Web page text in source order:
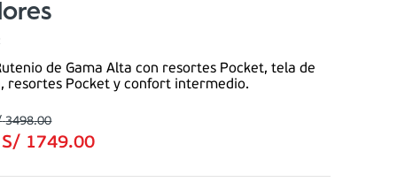
de Gama Alta con resortes Pocket, tela de
resortes Pocket y confort intermedio.
3498.00
S/ 1749.00